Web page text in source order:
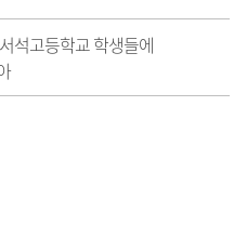
석고등학교 학생들에